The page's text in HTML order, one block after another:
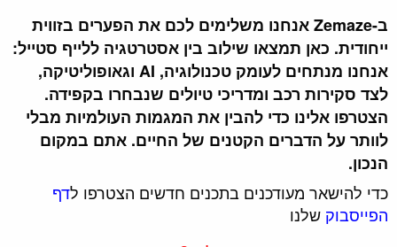
ב-Zemaze אנחנו משלימים לכם את הפערים בזווית
ייחודית. כאן תמצאו שילוב בין אסטרטגיה ללייף סטייל:
אנחנו מנתחים לעומק טכנולוגיה, AI וגאופוליטיקה,
לצד סקירות רכב ומדריכי טיולים שנבחרו בקפידה.
הצטרפו אלינו כדי להבין את המגמות העולמיות מבלי
לוותר על הדברים הקטנים של החיים. אתם במקום
הנכון.
כדי להישאר מעודכנים בתכנים חדשים הצטרפו ל דף
הפייסבוקשלנו